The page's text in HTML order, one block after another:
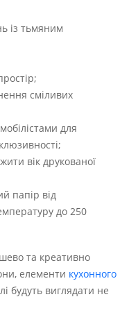
із тьмяним
сміливих
для
вік друкованої
папір від
до 250
та креативно
елементи кухонного
будуть виглядати не